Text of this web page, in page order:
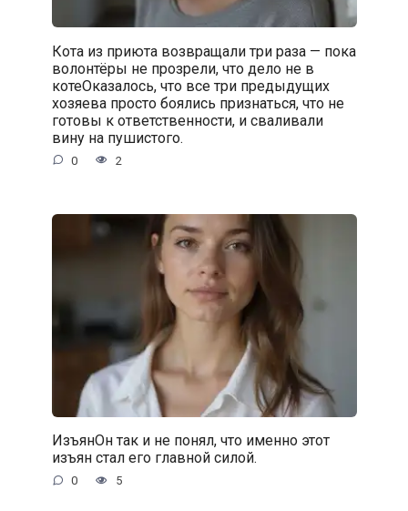
Кота из приюта возвращали три раза — пока
волонтёры не прозрели, что дело не в
котеОказалось, что все три предыдущих
хозяева просто боялись признаться, что не
готовы к ответственности, и сваливали
вину на пушистого.
0 2
ИзъянОн так и не понял, что именно этот
изъян стал его главной силой.
0 5